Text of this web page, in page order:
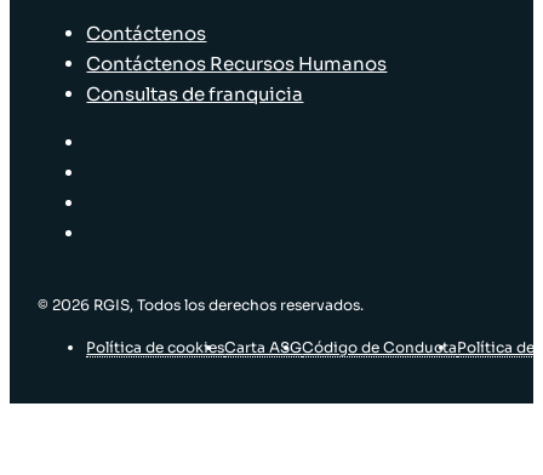
Contáctenos
Contáctenos Recursos Humanos
Consultas de franquicia
© 2026 RGIS, Todos los derechos reservados.
Política de cookiesCarta ASGCódigo de ConductaPolítica de